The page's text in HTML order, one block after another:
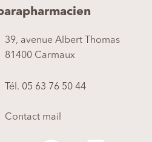
39, avenue Albert Thomas
81400 Carmaux
Tél. 05 63 76 50 44
Contact mail